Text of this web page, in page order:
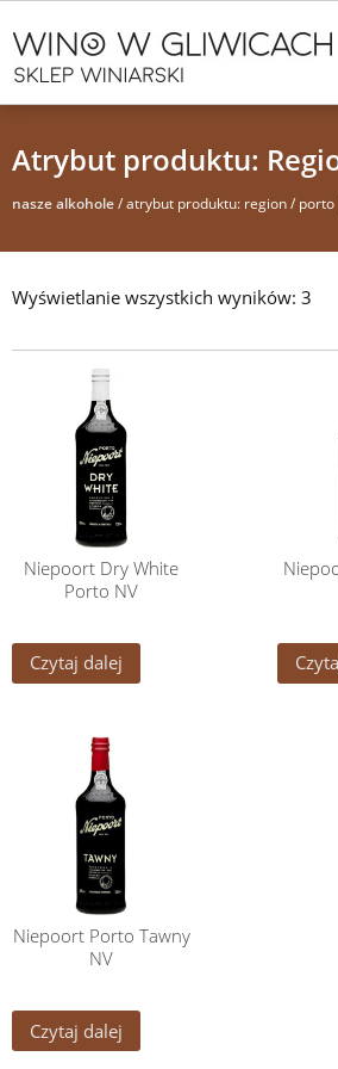
Atrybut produktu:
nasze alkohole/ atrybut produktu: region / porto
Wyświetlanie wszystkich wyników: 3
Niepoort Dry White
Porto NV
Czytaj dalej
Niepoort Porto Tawny
NV
Czytaj dalej